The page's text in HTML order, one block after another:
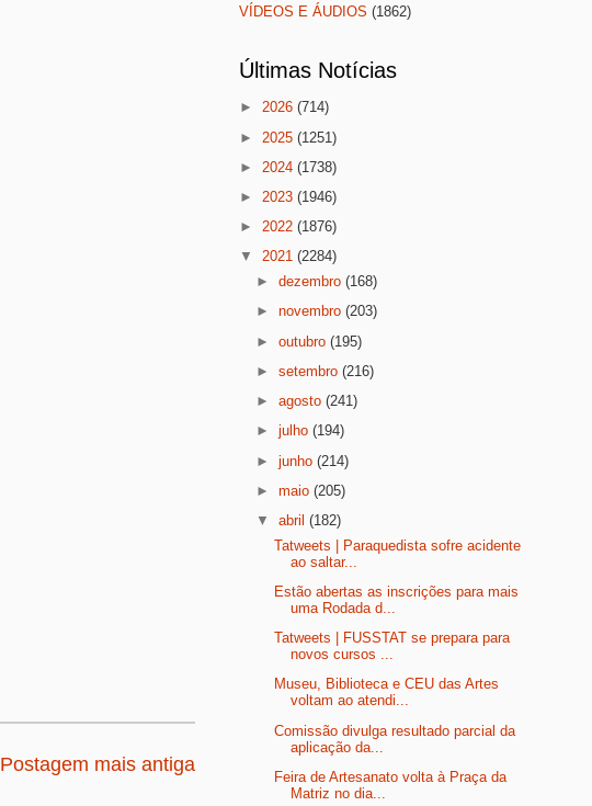
Postagem mais antiga
VÍDEOS E ÁUDIOS (1862)
Últimas Notícias
► 2026 (714)
► 2025 (1251)
► 2024 (1738)
► 2023 (1946)
► 2022 (1876)
▼ 2021 (2284)
►dezembro(168)
►novembro(203)
►outubro(195)
►setembro(216)
►agosto(241)
►julho(194)
►junho(214)
►maio(205)
▼abril(182)
Tatweets | Paraquedista sofre acidente
ao saltar...
Estão abertas as inscrições para mais
uma Rodada d...
Tatweets | FUSSTAT se prepara para
novos cursos ...
Museu, Biblioteca e CEU das Artes
voltam ao atendi...
Comissão divulga resultado parcial da
aplicação da...
Feira de Artesanato volta à Praça da
Matriz no dia...